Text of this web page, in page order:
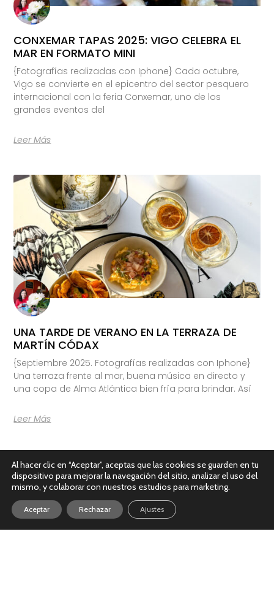
CONXEMAR TAPAS 2025: VIGO CELEBRA EL
MAR EN FORMATO MINI
{Fotografías realizadas con Iphone} Cada octubre,
Vigo se convierte en el epicentro del sector pesquero
internacional con la feria Conxemar, uno de los
grandes eventos del
Leer Más
UNA TARDE DE VERANO EN LA TERRAZA DE
MARTÍN CÓDAX
{Septiembre 2025. Fotografías realizadas con Iphone}
Una terraza frente al mar, buena música en directo y
una copa de Alma Atlántica bien fría para brindar. Así
Leer Más
Al hacer clic en “Aceptar”, aceptas que las cookies se guarden en tu
dispositivo para mejorar la navegación del sitio, analizar el uso del
mismo, y colaborar con nuestros estudios para marketing.
Aceptar Rechazar Ajustes